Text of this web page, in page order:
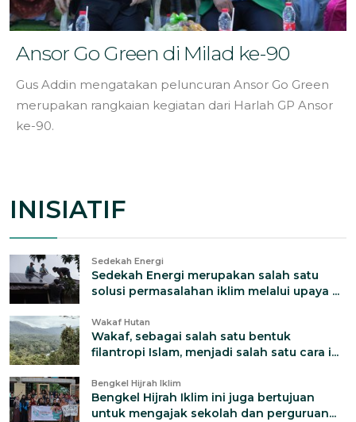
Ansor Go Green di Milad ke-90
Gus Addin mengatakan peluncuran Ansor Go Green
merupakan rangkaian kegiatan dari Harlah GP Ansor
ke-90.
INISIATIF
Sedekah Energi
Sedekah Energi merupakan salah satu
solusi permasalahan iklim melalui upaya ...
Wakaf Hutan
Wakaf, sebagai salah satu bentuk
filantropi Islam, menjadi salah satu cara i...
Bengkel Hijrah Iklim
Bengkel Hijrah Iklim ini juga bertujuan
untuk mengajak sekolah dan perguruan...